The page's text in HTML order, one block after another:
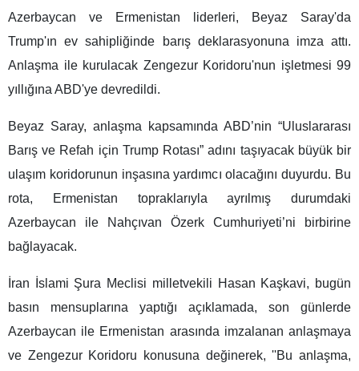
Azerbaycan ve Ermenistan liderleri, Beyaz Saray'da
Trump'ın ev sahipliğinde barış deklarasyonuna imza attı.
Anlaşma ile kurulacak Zengezur Koridoru'nun işletmesi 99
yıllığına ABD'ye devredildi.
Beyaz Saray, anlaşma kapsamında ABD’nin “Uluslararası
Barış ve Refah için Trump Rotası” adını taşıyacak büyük bir
ulaşım koridorunun inşasına yardımcı olacağını duyurdu. Bu
rota, Ermenistan topraklarıyla ayrılmış durumdaki
Azerbaycan ile Nahçıvan Özerk Cumhuriyeti’ni birbirine
bağlayacak.
İran İslami Şura Meclisi milletvekili Hasan Kaşkavi, bugün
basın mensuplarına yaptığı açıklamada, son günlerde
Azerbaycan ile Ermenistan arasında imzalanan anlaşmaya
ve Zengezur Koridoru konusuna değinerek, ''Bu anlaşma,